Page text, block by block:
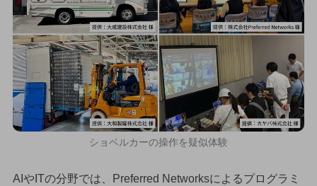
ショベルカーの操作を疑似体験
AIやITの分野では、Preferred Networksによるプログラミ